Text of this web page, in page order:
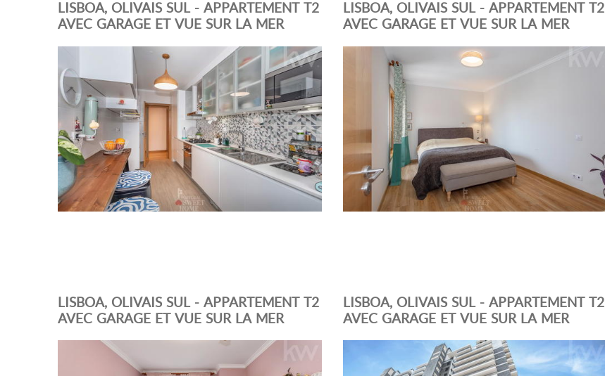
LISBOA, OLIVAIS SUL - APPARTEMENT T2
AVEC GARAGE ET VUE SUR LA MER
LISBOA, OLIVAIS SUL - APPARTEMENT T2
AVEC GARAGE ET VUE SUR LA MER
LISBOA, OLIVAIS SUL - APPARTEMENT T2
AVEC GARAGE ET VUE SUR LA MER
LISBOA, OLIVAIS SUL - APPARTEMENT T2
AVEC GARAGE ET VUE SUR LA MER